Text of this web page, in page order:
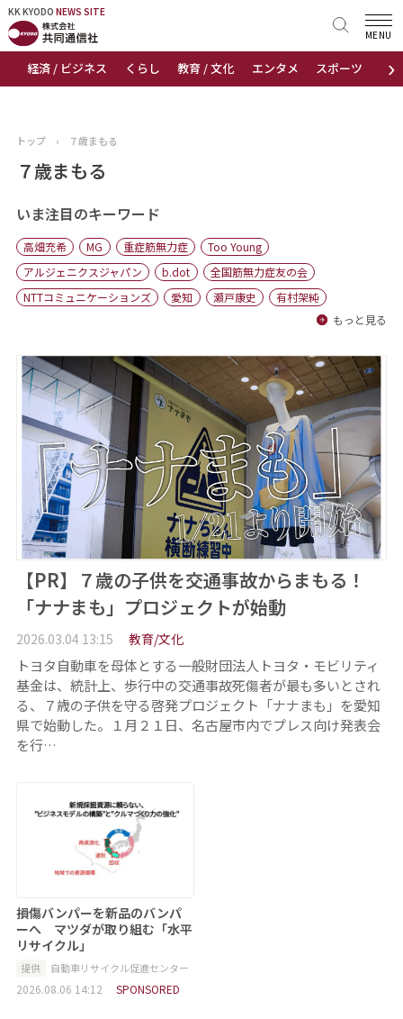
KK KYODO NEWS SITE
›
経済 / ビジネス くらし 教育 / 文化 エンタメ スポーツ 地域
MENU
KK KYODONEWS SITE
トップページ
ニュース
おすすめコンテンツ
出版物
会社概要
トップ › ７歳まもる
７歳まもる
いま注目のキーワード
高畑充希 MG 重症筋無力症
Too Young
アルジェニクスジャパン
b.dot
全国筋無力症友の会
NTTコミュニケーションズ
愛知 瀬戸康史
有村架純
もっと見る
【PR】７歳の子供を交通事故からまもる！
「ナナまも」プロジェクトが始動
2026.03.04 13:15 教育/文化
トヨタ自動車を母体とする一般財団法人トヨタ・モビリティ
基金は、統計上、歩行中の交通事故死傷者が最も多いとされ
る、７歳の子供を守る啓発プロジェクト「ナナまも」を愛知
県で始動した。１月２１日、名古屋市内でプレス向け発表会
を行…
損傷バンパーを新品のバンパ
ーへ マツダが取り組む「水平
リサイクル」
提供 自動車リサイクル促進センター
2026.08.06 14:12 SPONSORED